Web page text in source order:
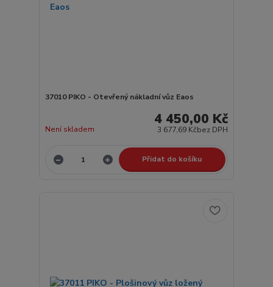
37010 PIKO - Otevřený nákladní vůz Eaos
4 450,00 Kč
3 677,69 Kčbez DPH
Není skladem
Přidat do košíku